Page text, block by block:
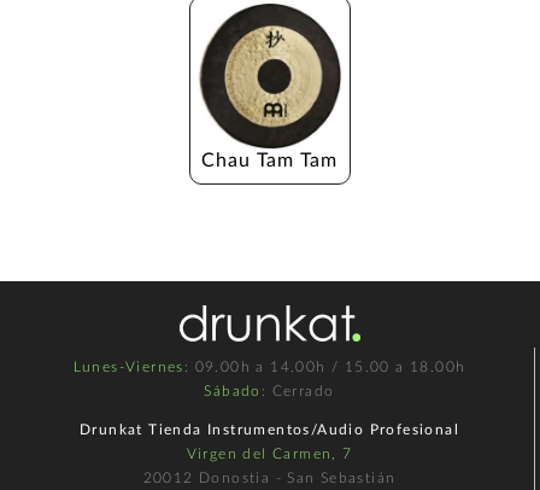
Chau Tam Tam
Lunes-Viernes : 09.00h a 14.00h / 15.00 a 18.00h
Sábado : Cerrado
Drunkat Tienda Instrumentos/Audio Profesional
Virgen del Carmen, 7
20012 Donostia - San Sebastián